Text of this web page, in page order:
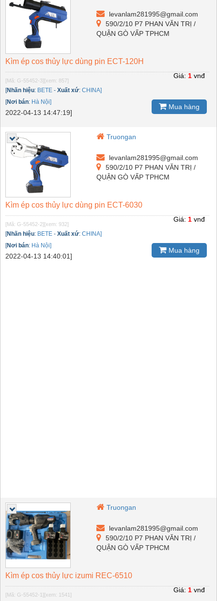
levanlam281995@gmail.com
590/2/10 P7 PHAN VĂN TRỊ /
QUẬN GÒ VẤP TPHCM
Kìm ép cos thủy lực dùng pin ECT-120H
[Mã: G-55452-3][xem: 857]
[Nhãn hiệu: BETE - Xuất xứ: CHINA]
[Nơi bán: Hà Nội]
2022-04-13 14:47:19]
Giá: 1 vnđ
Mua hàng
Truongan
levanlam281995@gmail.com
590/2/10 P7 PHAN VĂN TRỊ /
QUẬN GÒ VẤP TPHCM
Kìm ép cos thủy lực dùng pin ECT-6030
[Mã: G-55452-2][xem: 932]
[Nhãn hiệu: BETE - Xuất xứ: CHINA]
[Nơi bán: Hà Nội]
2022-04-13 14:40:01]
Giá: 1 vnđ
Mua hàng
Truongan
levanlam281995@gmail.com
590/2/10 P7 PHAN VĂN TRỊ /
QUẬN GÒ VẤP TPHCM
Kìm ép cos thủy lực izumi REC-6510
[Mã: G-55452-1][xem: 1541]
Giá: 1 vnđ